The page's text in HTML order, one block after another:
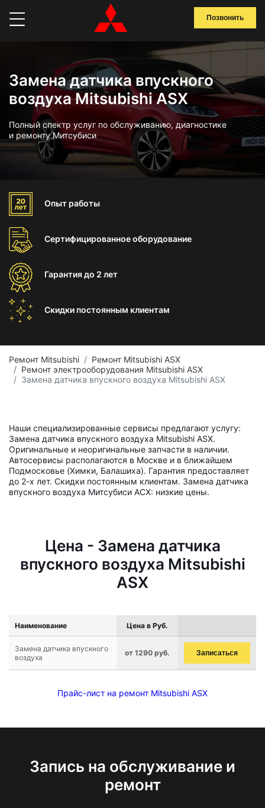
Позвонить
Замена датчика впускного
воздуха Mitsubishi ASX
Полный спектр услуг по обслуживанию, диагностике
и ремонту Митсубиси
Опыт работы
Сертифицированноеоборудование
Гарантиядо 2 лет
Скидки постоянным клиентам
Ремонт Mitsubishi
Ремонт Mitsubishi ASX
Ремонт электрооборудования Mitsubishi ASX
Замена датчика впускного воздуха Mitsubishi ASX
Наши специализированные сервисы предлагают услугу:
Замена датчика впускного воздуха Mitsubishi ASX.
Оригинальные и неоригинальные запчасти в наличии.
Автосервисы располагаются в Москве и в ближайшем
Подмосковье (Химки, Балашиха). Гарантия предоставляет
до 2-х лет. Скидки постоянным клиентам. Замена датчика
впускного воздуха Митсубиси АСХ: низкие цены.
Цена - Замена датчика
впускного воздуха Mitsubishi
ASX
Наименование Цена в Руб.
Замена датчика впускного
воздуха
от 1290 руб. Записаться
Прайс-лист на ремонт Mitsubishi ASX
Запись на обслуживание и
ремонт